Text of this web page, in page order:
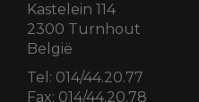
Kastelein 114
2300 Turnhout
België
Tel: 014/44.20.77
Fax: 014/44.20.78